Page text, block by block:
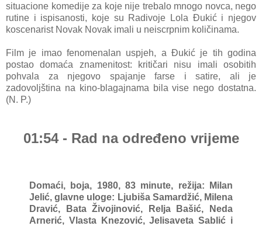
situacione komedije za koje nije trebalo mnogo novca, nego
rutine i ispisanosti, koje su Radivoje Lola Đukić i njegov
koscenarist Novak Novak imali u neiscrpnim količinama.
Film je imao fenomenalan uspjeh, a Đukić je tih godina
postao domaća znamenitost: kritičari nisu imali osobitih
pohvala za njegovo spajanje farse i satire, ali je
zadovoljština na kino-blagajnama bila vise nego dostatna.
(N. P.)
01:54 - Rad na određeno vrijeme
Domaći, boja, 1980, 83 minute, režija: Milan
Jelić, g lavne uloge: Ljubiša Samardžić, Milena
Dravić, Bata Živojinović, Relja Bašić, Neda
Arnerić, Vlasta Knezović, Jelisaveta Sablić i